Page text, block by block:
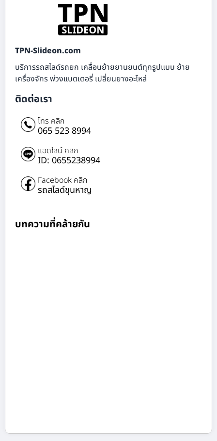
TPN-Slideon.com
บริการรถสไลด์รถยก เคลื่อนย้ายยานยนต์ทุกรูปแบบ ย้าย
เครื่องจักร พ่วงแบตเตอรี่ เปลี่ยนยางอะไหล่
ติดต่อเรา
โทร คลิก
065 523 8994
แอดไลน์ คลิก
ID: 0655238994
Facebook คลิก
รถสไลด์ขุนหาญ
บทความที่คล้ายกัน